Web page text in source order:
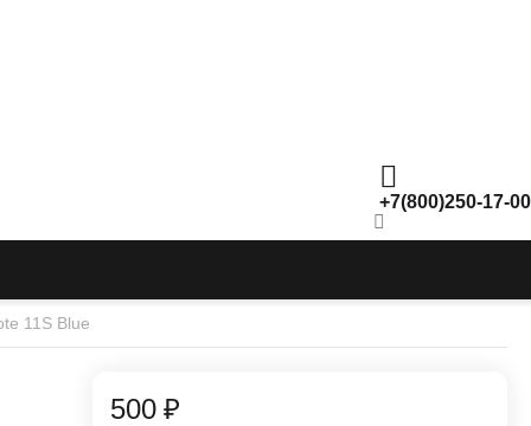
+7(800)250-17-00
11S Blue
‍500‍ ₽